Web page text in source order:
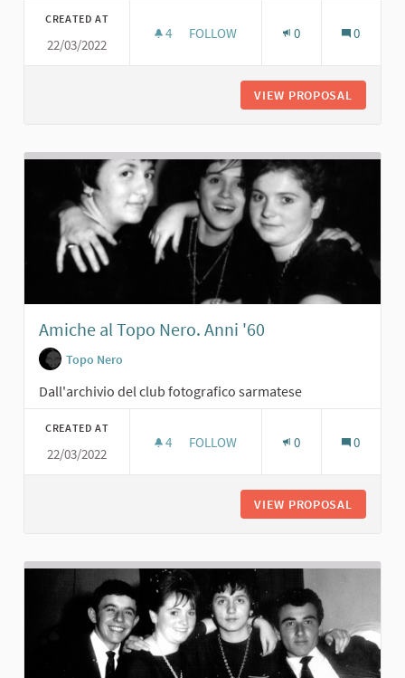
CREATED AT
22/03/2022
4 4 FOLLOWERS
FOLLOW 0 0
VIEW PROPOSAL
Amiche al Topo Nero. Anni '60
Topo Nero
Dall'archivio del club fotografico sarmatese
CREATED AT
22/03/2022
4 4 FOLLOWERS
FOLLOW 0 0
VIEW PROPOSAL